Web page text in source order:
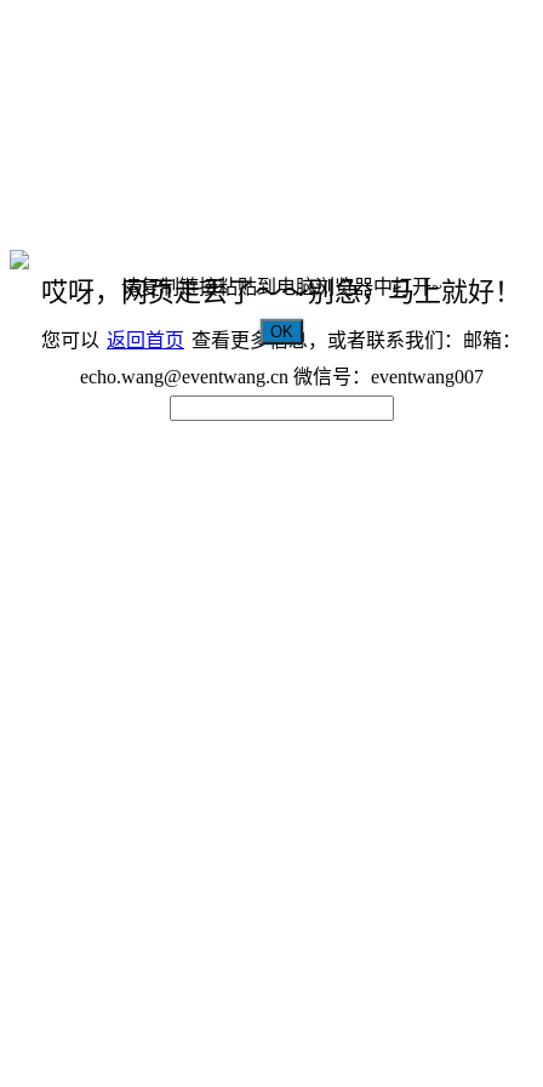
哎呀，网页走丢了～～别急，马上就好！
您可以 返回首页 查看更多信息，或者联系我们：邮箱：
echo.wang@eventwang.cn 微信号：eventwang007
请复制链接粘贴到电脑浏览器中打开~
OK